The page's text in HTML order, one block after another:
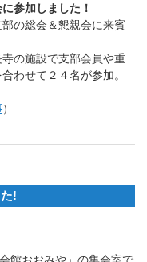
参加しました！
の総会＆懇親会に来賓
の施設で支部会員や重
わせて２４名が参加。
）
!